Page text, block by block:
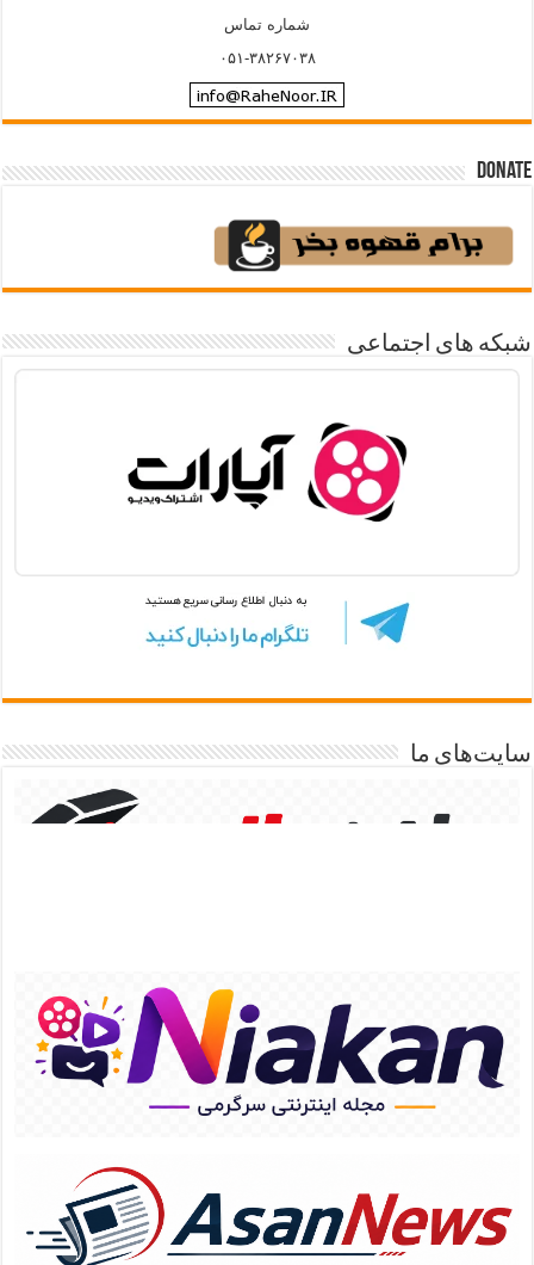
شماره تماس
۰۵۱-۳۸۲۶۷۰۳۸
Donate
شبکه های اجتماعی
سایت‌های ما